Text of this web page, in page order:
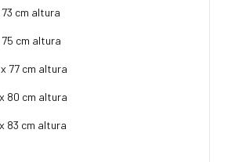
cm altura
cm altura
77 cm altura
80 cm altura
83 cm altura